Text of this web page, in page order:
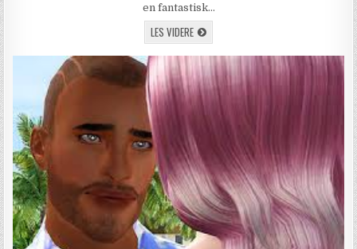
en fantastisk…
LES VIDERENETTVERK DU KAN BYGGE FOR SEX ELLER